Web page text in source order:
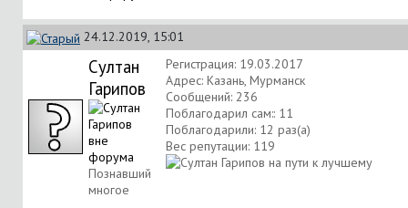
24.12.2019, 15:01
Султан
Гарипов
Познавший
многое
Регистрация: 19.03.2017
Адрес: Казань, Мурманск
Сообщений: 236
Поблагодарил сам:: 11
Поблагодарили: 12 раз(а)
Вес репутации: 119